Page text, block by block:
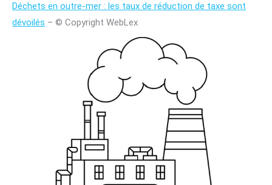
Déchets en outre-mer : les taux de réduction de taxe sont
dévoilés – © Copyright WebLex